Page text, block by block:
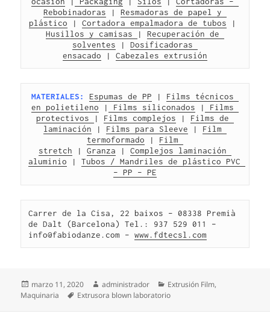
Rebobinadoras | Resmadoras de papel y
plástico | Cortadora empalmadora de tubos
Husillos y camisas
| Recuperación de
solventes | Dosificadoras
ensacado | Cabezales extrusión
MATERIALES: Espumas de PP | Films técnicos
en polietileno | Films siliconados |
Films
protectivos
| Films complejos | Films de
laminación | Films para Sleeve | Film
termoformado | Film
stretch | Granza | Complejos laminación
aluminio | Tubos / Mandriles de plástico PVC
– PP – PE
Carrer de la Cisa, 22 baixos – 08338 Premià
de Dalt (Barcelona) Tel.: 937 529 011 –
info@fabiodanze.com – www.fdtecsl.com
Publicado
el
marzo 11, 2020 Autor
administrador Categorías
Extrusión Film,
Maquinaria
Etiquetas
Extrusora blown laboratorio